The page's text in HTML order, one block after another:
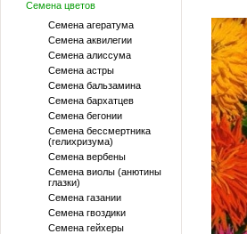
Семена цветов
Семена агератума
Семена аквилегии
Семена алиссума
Семена астры
Семена бальзамина
Семена бархатцев
Семена бегонии
Семена бессмертника
(гелихризума)
Семена вербены
Семена виолы (анютины
глазки)
Семена газании
Семена гвоздики
Семена гейхеры